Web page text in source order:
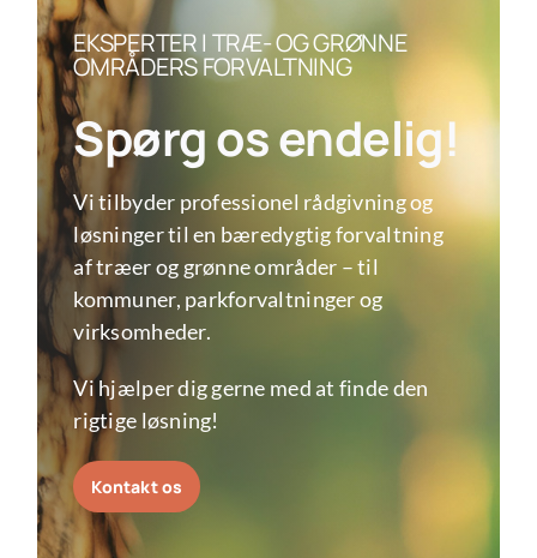
EKSPERTER I TRÆ- OG GRØNNE
OMRÅDERS FORVALTNING
Spørg os endelig!
Vi tilbyder professionel rådgivning og
løsninger til en bæredygtig forvaltning
af træer og grønne områder – til
kommuner, parkforvaltninger og
virksomheder.
Vi hjælper dig gerne med at finde den
rigtige løsning!
Kontakt os